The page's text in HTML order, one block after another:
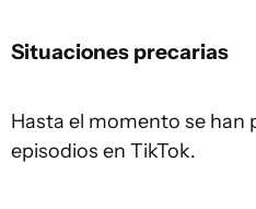
Situaciones precarias
Hasta el momento se han
episodios en TikTok.